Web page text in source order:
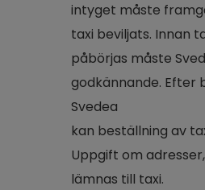
intyget måste
taxi beviljats. Innan
påbörjas måste
godkännande. Efter
Svedea
kan beställning av
Uppgift om
lämnas till taxi.